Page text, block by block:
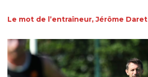
Le mot de l’entraîneur, Jérôme Daret